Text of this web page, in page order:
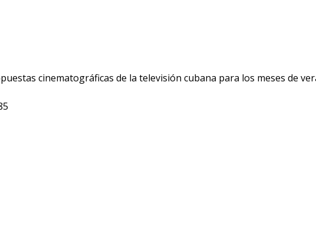
cinematográficas de la televisión cubana para los meses de